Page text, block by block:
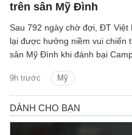
trên sân Mỹ Đình
9h trước Mỹ
Sau 792 ngày chờ đợi, ĐT Việt
lại được hưởng niềm vui chiến
sân Mỹ Đình khi đánh bại
Cup 2026.